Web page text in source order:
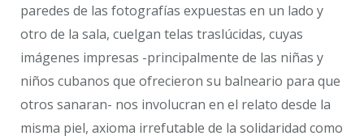
paredes de las fotografías expuestas en un lado y
otro de la sala, cuelgan telas traslúcidas, cuyas
imágenes impresas -principalmente de las niñas y
niños cubanos que ofrecieron su balneario para que
otros sanaran- nos involucran en el relato desde la
misma piel, axioma irrefutable de la solidaridad como